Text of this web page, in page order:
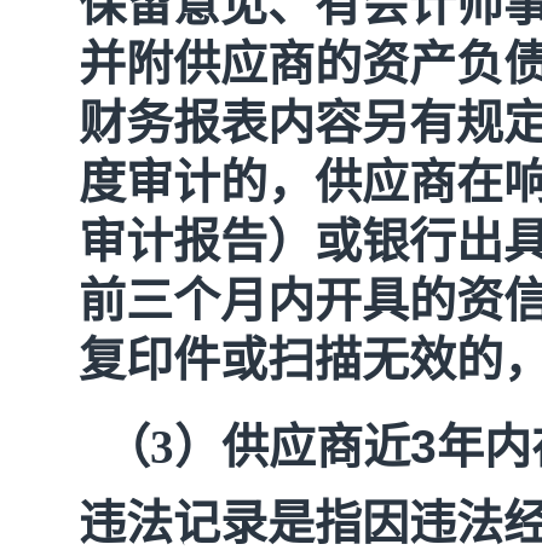
并附供应商的资产负
财务报表内容另有规
度审计的，供应商在
审计报告）或银行出
前三个月内开具的资
复印件或扫描无效的
（3）供应商近3年
违法记录是指因违法